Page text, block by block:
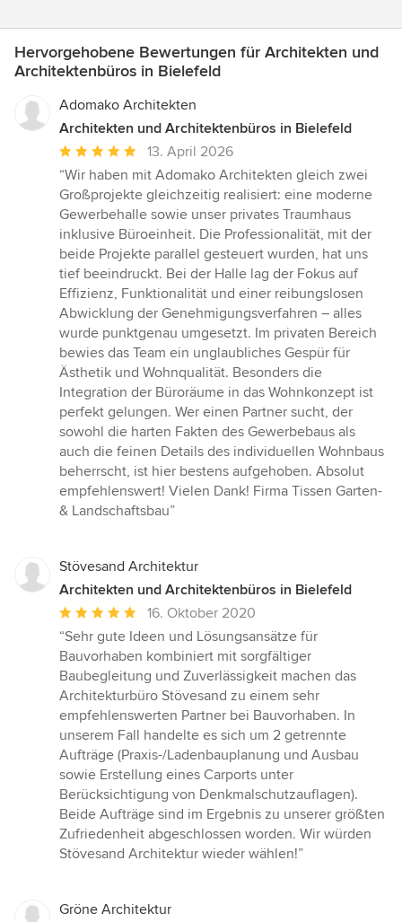
Hervorgehobene Bewertungen für Architekten und
Architektenbüros in Bielefeld
Adomako Architekten
Architekten und Architektenbüros in Bielefeld
Durchschnittliche
Bewertung:
5
von
5
Sternen
13. April 2026
“Wir haben mit Adomako Architekten gleich zwei
Großprojekte gleichzeitig realisiert: eine moderne
Gewerbehalle sowie unser privates Traumhaus
inklusive Büroeinheit. Die Professionalität, mit der
beide Projekte parallel gesteuert wurden, hat uns
tief beeindruckt. Bei der Halle lag der Fokus auf
Effizienz, Funktionalität und einer reibungslosen
Abwicklung der Genehmigungsverfahren – alles
wurde punktgenau umgesetzt. Im privaten Bereich
bewies das Team ein unglaubliches Gespür für
Ästhetik und Wohnqualität. Besonders die
Integration der Büroräume in das Wohnkonzept ist
perfekt gelungen. Wer einen Partner sucht, der
sowohl die harten Fakten des Gewerbebaus als
auch die feinen Details des individuellen Wohnbaus
beherrscht, ist hier bestens aufgehoben. Absolut
empfehlenswert! Vielen Dank! Firma Tissen Garten-
& Landschaftsbau”
Stövesand Architektur
Architekten und Architektenbüros in Bielefeld
Durchschnittliche
Bewertung:
5
von
5
Sternen
16. Oktober 2020
“Sehr gute Ideen und Lösungsansätze für
Bauvorhaben kombiniert mit sorgfältiger
Baubegleitung und Zuverlässigkeit machen das
Architekturbüro Stövesand zu einem sehr
empfehlenswerten Partner bei Bauvorhaben. In
unserem Fall handelte es sich um 2 getrennte
Aufträge (Praxis-/Ladenbauplanung und Ausbau
sowie Erstellung eines Carports unter
Berücksichtigung von Denkmalschutzauflagen).
Beide Aufträge sind im Ergebnis zu unserer größten
Zufriedenheit abgeschlossen worden. Wir würden
Stövesand Architektur wieder wählen!”
Gröne Architektur